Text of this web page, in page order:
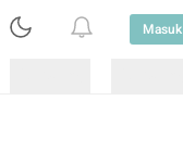
Masuk